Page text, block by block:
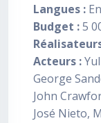
Langues :
Budget :5
Acteurs :
George
John
José Nieto,